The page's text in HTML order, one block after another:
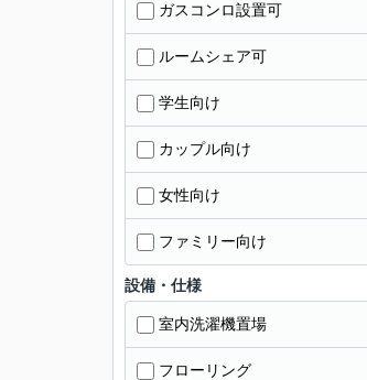
ガスコンロ設置可
ルームシェア可
学生向け
カップル向け
女性向け
ファミリー向け
設備・仕様
室内洗濯機置場
フローリング